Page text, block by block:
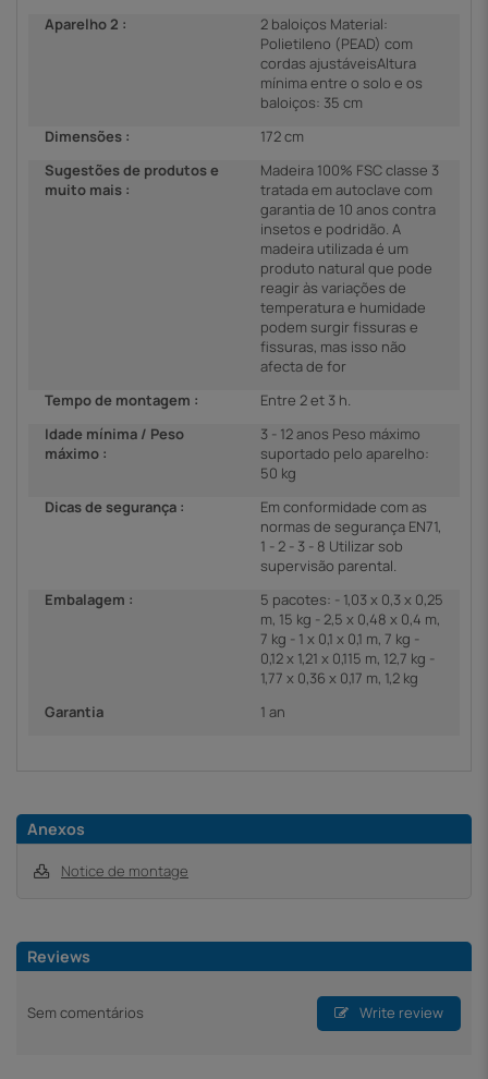
Aparelho 2 :
2 baloiços Material:
Polietileno (PEAD) com
cordas ajustáveisAltura
mínima entre o solo e os
baloiços: 35 cm
Dimensões :
172 cm
Sugestões de produtos e
muito mais :
Madeira 100% FSC classe 3
tratada em autoclave com
garantia de 10 anos contra
insetos e podridão. A
madeira utilizada é um
produto natural que pode
reagir às variações de
temperatura e humidade
podem surgir fissuras e
fissuras, mas isso não
afecta de for
Tempo de montagem :
Entre 2 et 3 h.
Idade mínima / Peso
máximo :
3 - 12 anos Peso máximo
suportado pelo aparelho:
50 kg
Dicas de segurança :
Em conformidade com as
normas de segurança EN71,
1 - 2 - 3 - 8 Utilizar sob
supervisão parental.
Embalagem :
5 pacotes: - 1,03 x 0,3 x 0,25
m, 15 kg - 2,5 x 0,48 x 0,4 m,
7 kg - 1 x 0,1 x 0,1 m, 7 kg -
0,12 x 1,21 x 0,115 m, 12,7 kg -
1,77 x 0,36 x 0,17 m, 1,2 kg
Garantia
1 an
Anexos
Notice de montage
Reviews
Sem comentários Write review